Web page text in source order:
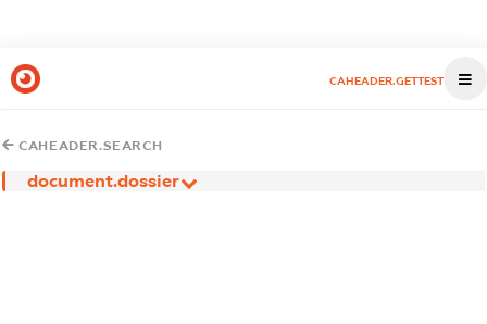
CAHEADER.GETTEST
CAHEADER.SEARCH
document.dossier